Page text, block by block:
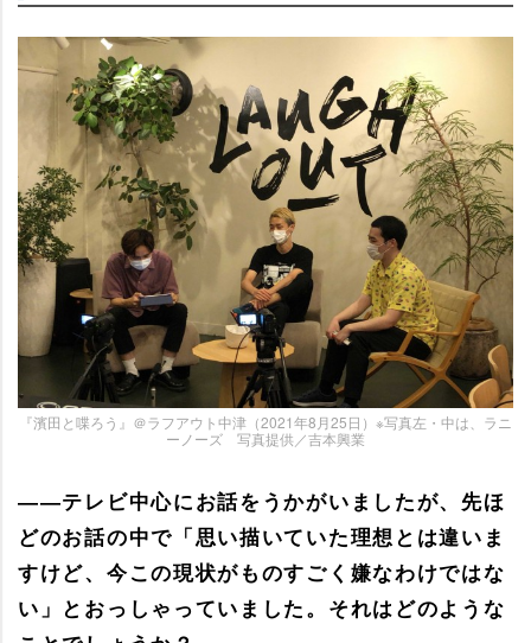
『濱田と喋ろう』＠ラフアウト中津（2021年8月25日）※写真左・中は、ラニ
ーノーズ 写真提供／吉本興業
――テレビ中心にお話をうかがいましたが、先ほ
どのお話の中で「思い描いていた理想とは違いま
すけど、今この現状がものすごく嫌なわけではな
い」とおっしゃっていました。それはどのような